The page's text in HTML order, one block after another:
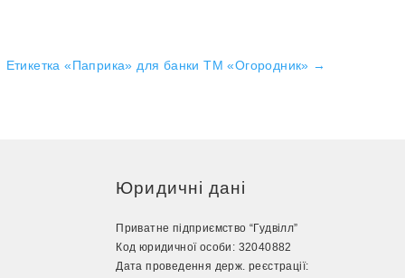
Етикетка «Паприка» для банки ТМ «Огородник» →
Юридичні дані
Приватне підприємство “Гудвілл”
Код юридичної особи: 32040882
Дата проведення держ. реєстрації: